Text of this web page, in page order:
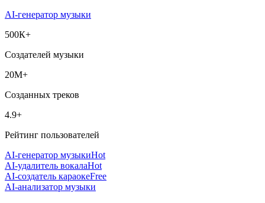
AI-генератор музыки
500К+
Создателей музыки
20М+
Созданных треков
4.9+
Рейтинг пользователей
AI-генератор музыкиHot
AI-удалитель вокалаHot
AI-создатель караокеFree
AI-анализатор музыки